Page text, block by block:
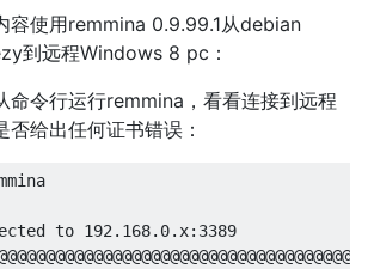
容使用remmina 0.9.99.1从debian
到远程Windows 8 pc：
命令行运行remmina，看看连接到远程
否给出任何证书错误：
to 192.168.0.x:3389